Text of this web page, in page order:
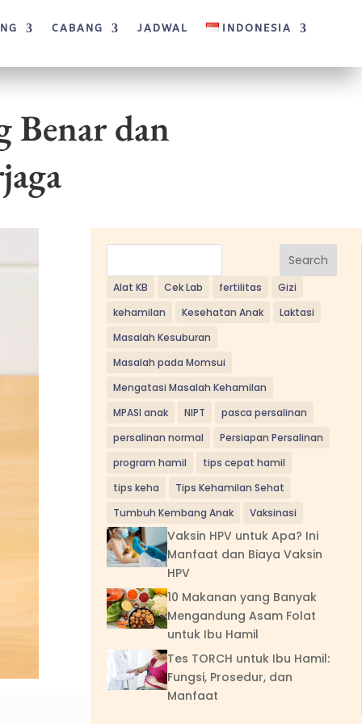
CABANG JADWAL INDONESIA
Benar dan
Search
Alat KB Cek Lab fertilitas
Gizi
kehamilan
Kesehatan Anak
Laktasi
Masalah Kesuburan
Masalah pada Momsui
Mengatasi Masalah Kehamilan
MPASI anak
NIPT
pasca persalinan
persalinan normal
Persiapan Persalinan
program hamil
tips cepat hamil
tips keha
Tips Kehamilan Sehat
Tumbuh Kembang Anak
Vaksinasi
Vaksin HPV untuk Apa? Ini
Manfaat dan Biaya Vaksin
HPV
10 Makanan yang Banyak
Mengandung Asam Folat
untuk Ibu Hamil
Tes TORCH untuk Ibu Hamil:
Fungsi, Prosedur, dan
Manfaat